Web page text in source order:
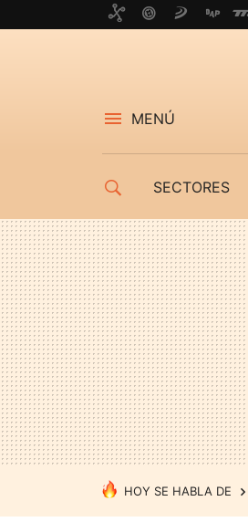
MENÚ
SECTORES
HOY SE HABLA DE